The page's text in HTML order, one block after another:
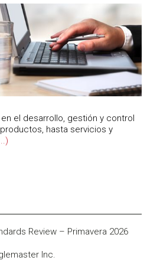
el desarrollo, gestión y control
hasta servicios y
Review – Primavera 2026
Inc.